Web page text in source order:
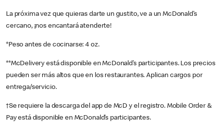
La próxima vez que quieras darte un gustito, ve a un McDonald’s
cercano, ¡nos encantará atenderte!
*Peso antes de cocinarse: 4 oz.
**McDelivery está disponible en McDonald’s participantes. Los precios
pueden ser más altos que en los restaurantes. Aplican cargos por
entrega/servicio.
†Se requiere la descarga del app de McD y el registro. Mobile Order &
Pay está disponible en McDonald’s participantes.